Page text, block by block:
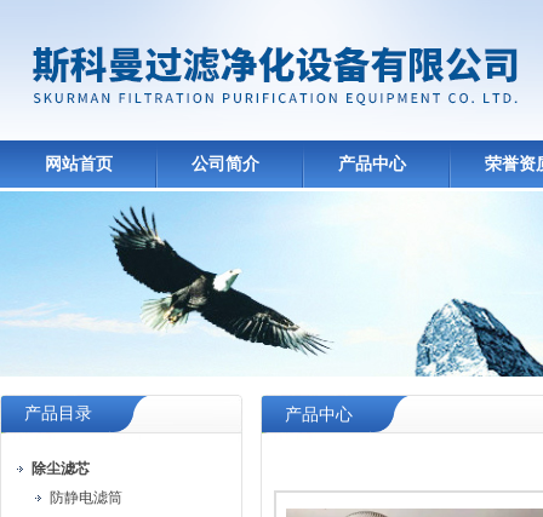
网站首页 公司简介 产品中心 荣誉资
产品目录
除尘滤芯
防静电滤筒
产品中心